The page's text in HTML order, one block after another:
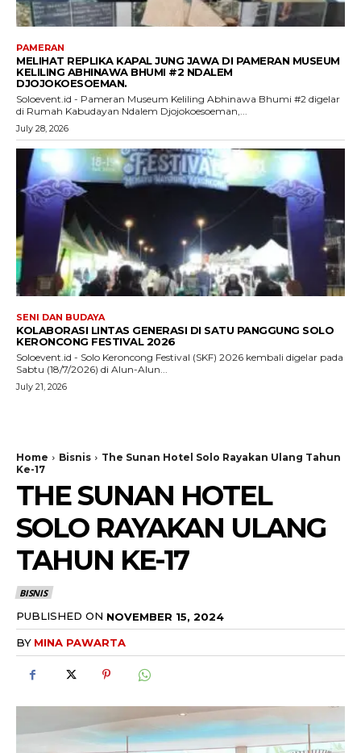
PAMERAN
MELIHAT REPLIKA KAPAL JUNG JAWA DI PAMERAN MUSEUM
KELILING ABHINAWA BHUMI #2 NDALEM
DJOJOKOESOEMAN.
Soloevent.id - Pameran Museum Keliling Abhinawa Bhumi #2 digelar
di Rumah Kabudayan Ndalem Djojokoesoeman,...
July 28, 2026
SENI DAN BUDAYA
KOLABORASI LINTAS GENERASI DI SATU PANGGUNG SOLO
KERONCONG FESTIVAL 2026
Soloevent.id - Solo Keroncong Festival (SKF) 2026 kembali digelar pada
Sabtu (18/7/2026) di Alun-Alun...
July 21, 2026